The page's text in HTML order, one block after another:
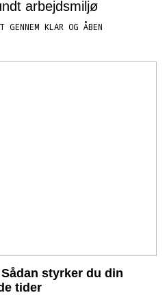
arbejdsmiljø
GENNEM KLAR OG ÅBEN
styrker du din
tider